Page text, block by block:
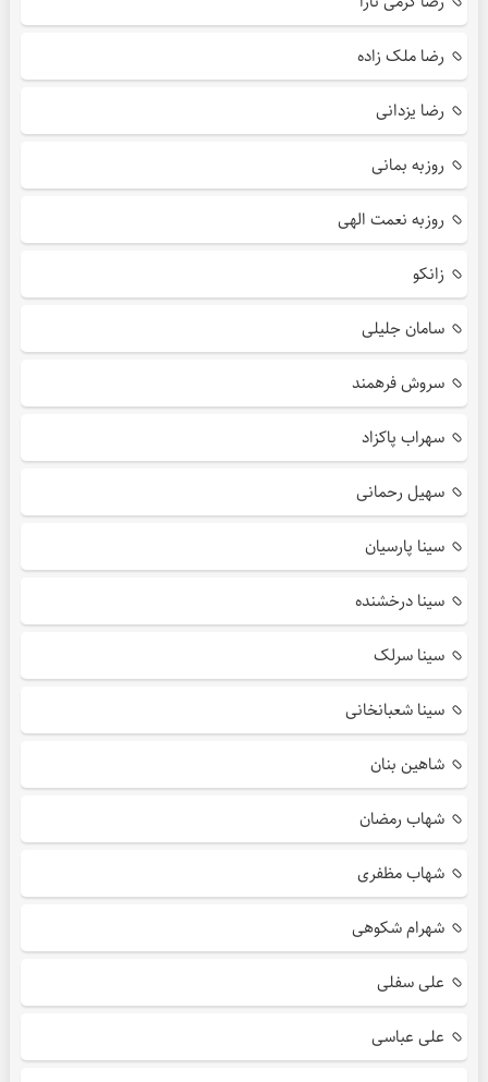
رضا ملک زاده
رضا یزدانی
روزبه بمانی
روزبه نعمت الهی
زانکو
سامان جلیلی
سروش فرهمند
سهراب پاکزاد
سهیل رحمانی
سینا پارسیان
سینا درخشنده
سینا سرلک
سینا شعبانخانی
شاهین بنان
شهاب رمضان
شهاب مظفری
شهرام شکوهی
علی سفلی
علی عباسی